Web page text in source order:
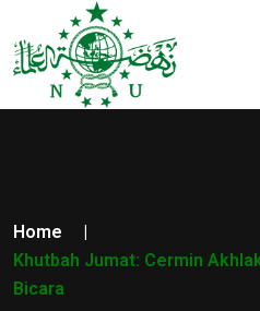
Home
|
Khutbah Jumat: Cermin
Bicara